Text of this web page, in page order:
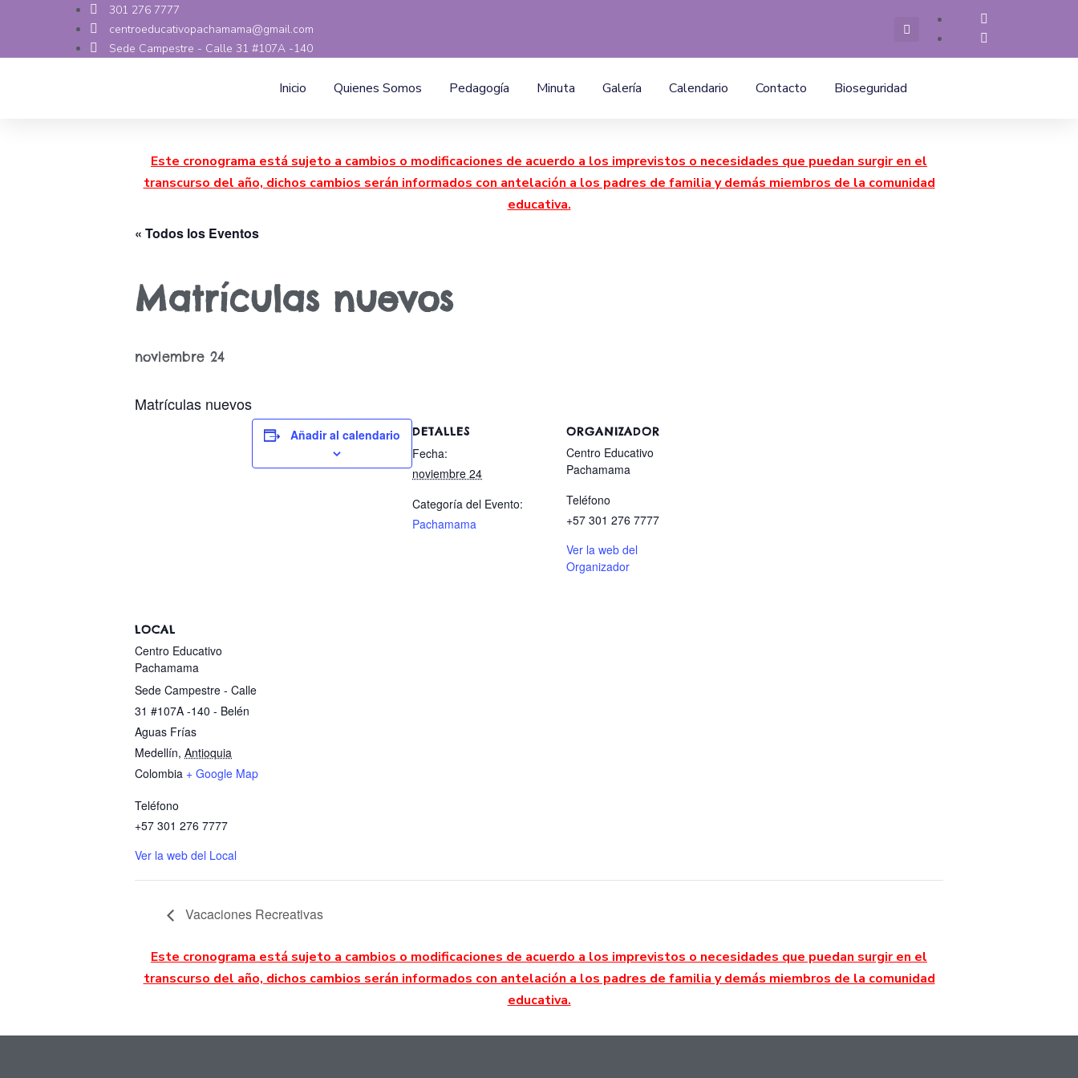
301 276 7777
centroeducativopachamama@gmail.com
Sede Campestre - Calle 31 #107A -140
Inicio Quienes Somos Pedagogía Minuta Galería Calendario Contacto Bioseguridad
Este cronograma está sujeto a cambios o modificaciones de acuerdo a los imprevistos o necesidades que puedan surgir en el
transcurso del año, dichos cambios serán informados con antelación a los padres de familia y demás miembros de la comunidad
educativa.
« Todos los Eventos
Matrículas nuevos
noviembre 24
Matrículas nuevos
Añadir al calendario DETALLES
Fecha:
noviembre 24
Categoría del Evento:
Pachamama
ORGANIZADOR
Centro Educativo
Pachamama
Teléfono
+57 301 276 7777
Ver la web del
Organizador
LOCAL
Centro Educativo
Pachamama
Sede Campestre - Calle
31 #107A -140 - Belén
Aguas Frías
Medellín, Antioquia
Colombia + Google Map
Teléfono
+57 301 276 7777
Ver la web del Local
Vacaciones Recreativas
Este cronograma está sujeto a cambios o modificaciones de acuerdo a los imprevistos o necesidades que puedan surgir en el
transcurso del año, dichos cambios serán informados con antelación a los padres de familia y demás miembros de la comunidad
educativa.